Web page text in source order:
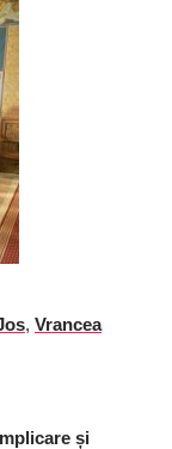
, Vrancea
și